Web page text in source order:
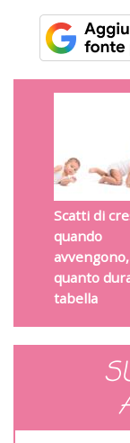
Scatti di
quando
avvengono,
quanto
tabella